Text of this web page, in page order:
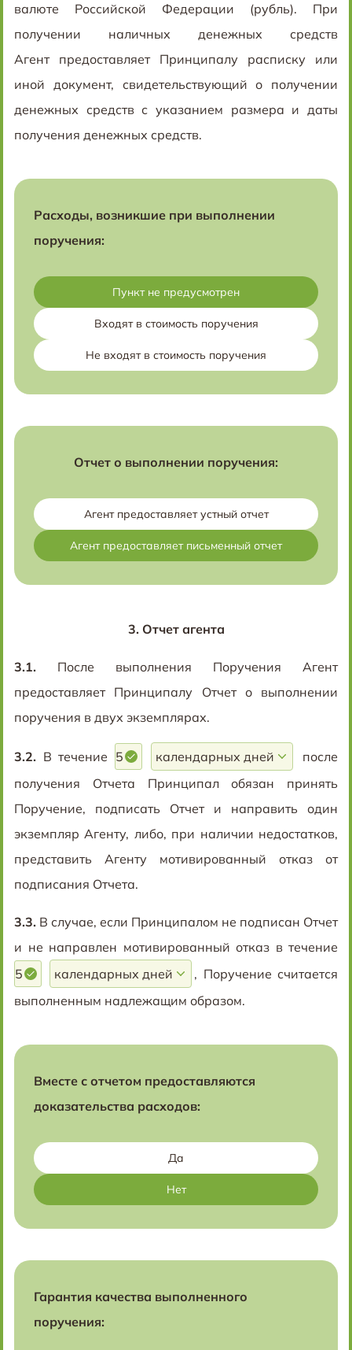
валюте Российской Федерации (рубль). При
получении наличных денежных средств
Агент предоставляет Принципалу расписку или
иной документ, свидетельствующий о получении
денежных средств с указанием размера и даты
получения денежных средств.
Расходы, возникшие при выполнении
поручения:
Пункт не предусмотрен
Входят в стоимость поручения
Не входят в стоимость поручения
Отчет о выполнении поручения:
Агент предоставляет устный отчет
Агент предоставляет письменный отчет
3.Отчет агента
3.1.
После выполнения Поручения Агент
предоставляет Принципалу Отчет о выполнении
поручения в двух экземплярах.
3.2. В течение 5
после
получения Отчета Принципал обязан принять
Поручение, подписать Отчет и направить один
экземпляр Агенту, либо, при наличии недостатков,
представить Агенту мотивированный отказ от
подписания Отчета.
3.3. В случае, если Принципалом не подписан Отчет
и не направлен мотивированный отказ в течение
5
, Поручение считается
выполненным надлежащим образом.
Вместе с отчетом предоставляются
доказательства расходов:
Да
Нет
Гарантия качества выполненного
поручения: